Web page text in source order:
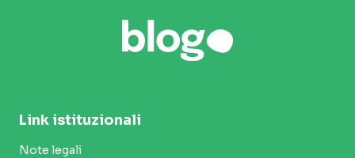
Link istituzionali
Note legali